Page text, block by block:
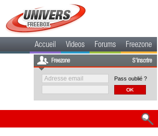
Accueil Videos Forums Freezone
Freezone S'inscrire
Pass oublié ?